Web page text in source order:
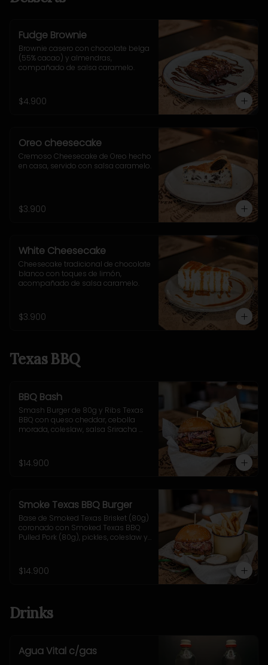
Fudge Brownie
Brownie casero con chocolate belga
(55% cacao) y almendras,
compañado de salsa caramelo.
$4.900
Oreo cheesecake
Cremoso Cheesecake de Oreo hecho
en casa, servido con salsa caramelo.
$3.900
White Cheesecake
Cheesecake tradicional de chocolate
blanco con toques de limón,
acompañado de salsa caramelo.
$3.900
Texas BBQ
BBQ Bash
Smash Burger de 80g y Ribs Texas
BBQ con queso cheddar, cebolla
morada, coleslaw, salsa Sriracha
$14.900
Smoke Texas BBQ Burger
Base de Smoked Texas Brisket (80g)
coronado con Smoked Texas BBQ
Pulled Pork (80g), pickles, coleslaw y
$14.900
Drinks
Agua Vital c/gas